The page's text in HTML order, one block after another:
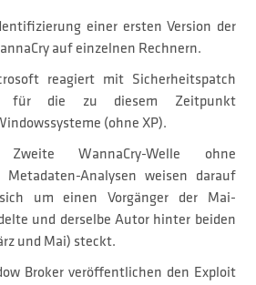
einer ersten Version der
auf einzelnen Rechnern.
reagiert mit Sicherheitspatch
für die zu diesem Zeitpunkt
(ohne XP).
WannaCry-Welle ohne
Analysen weisen darauf
um einen Vorgänger der Mai-
und derselbe Autor hinter beiden
und Mai) steckt.
Broker veröffentlichen den Exploit